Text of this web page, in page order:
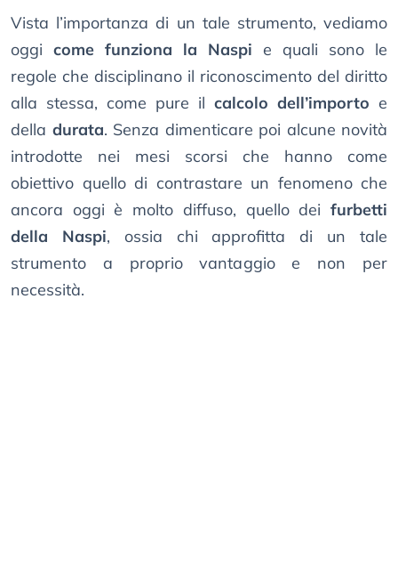
Vista l’importanza di un tale strumento, vediamo
oggi come funziona la Naspi e quali sono le
regole che disciplinano il riconoscimento del diritto
alla stessa, come pure il calcolo dell’importo e
della durata. Senza dimenticare poi alcune novità
introdotte nei mesi scorsi che hanno come
obiettivo quello di contrastare un fenomeno che
ancora oggi è molto diffuso, quello dei furbetti
della Naspi, ossia chi approfitta di un tale
strumento a proprio vantaggio e non per
necessità.